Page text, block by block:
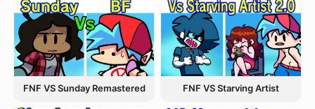
FNF VS Sunday Remastered FNF VS Starving Artist